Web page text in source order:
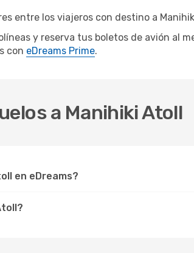
entre los viajeros con destino a
y reserva tus boletos de avión al
con eDreams Prime.
a Manihiki Atoll
en eDreams?